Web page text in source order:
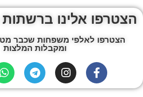
הצטרפו אלינו
הצטרפו לאלפי משפחות שכבר
ומקבלות המלצות